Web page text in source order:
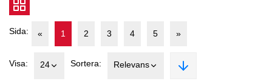
Sida: « 1 2 3 4 5 »
Visa: 24 Sortera: Relevans